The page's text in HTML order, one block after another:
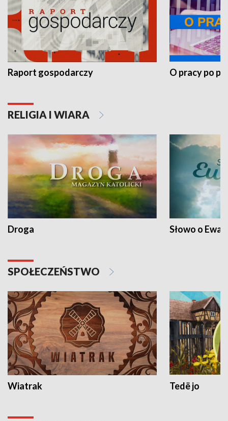
Raport gospodarczy O pracy po
RELIGIA I WIARA
Droga Słowo o
SPOŁECZEŃSTWO
Wiatrak Tedë jo